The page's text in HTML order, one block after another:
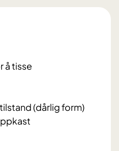
å tisse
(dårlig form)